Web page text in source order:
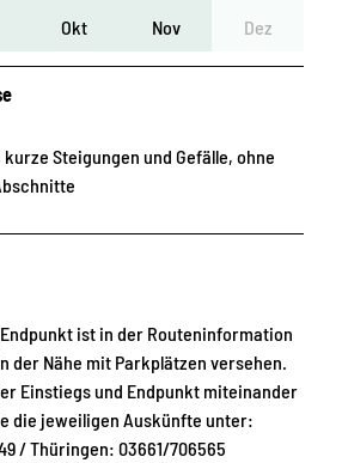
Okt Nov Dez
Steigungen und Gefälle, ohne
ist in der Routeninformation
der Nähe mit Parkplätzen versehen.
Einstiegs und Endpunkt miteinander
die jeweiligen Auskünfte unter:
/ Thüringen: 03661/706565